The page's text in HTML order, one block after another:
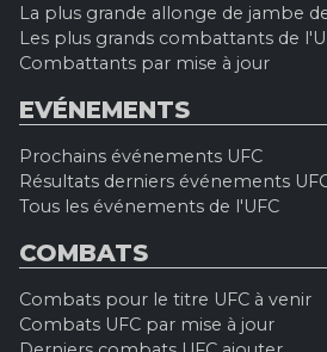
La plus grande allonge de jambe
Les plus grands combattants de
Combattants par mise à jour
EVÉNEMENTS
Prochains événements UFC
Résultats derniers événements
Tous les événements de l'UFC
COMBATS
Combats pour le titre UFC à venir
Combats UFC par mise à jour